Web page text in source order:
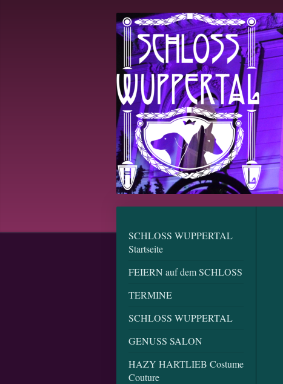
SCHLOSS WUPPERTAL
Startseite
FEIERN auf dem SCHLOSS
TERMINE
SCHLOSS WUPPERTAL
GENUSS SALON
HAZY HARTLIEB Costume
Couture